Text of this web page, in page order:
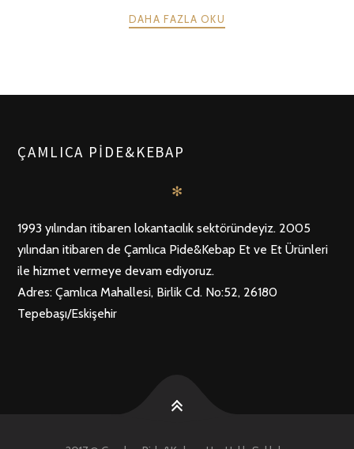
DAHA FAZLA OKU
NAVIGATION
ÇAMLICA PIDE&KEBAP
✻
1993 yılından itibaren lokantacılık sektöründeyiz. 2005
yılından itibaren de Çamlıca Pide&Kebap Et ve Et Ürünleri
ile hizmet vermeye devam ediyoruz.
Adres: Çamlıca Mahallesi, Birlik Cd. No:52, 26180
Tepebaşı/Eskişehir